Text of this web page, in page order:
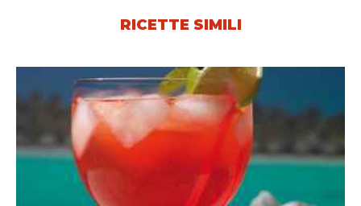
RICETTE SIMILI